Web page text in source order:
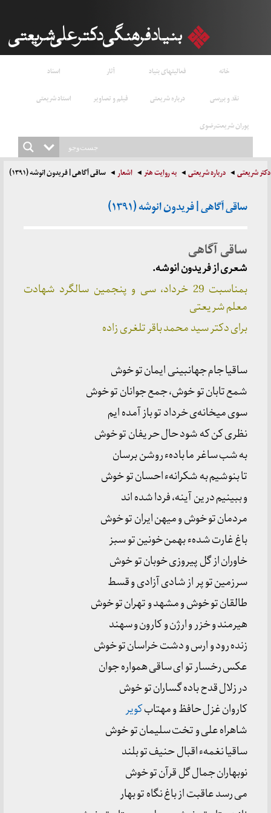
خانه فعالیتهای بنیاد آثار
اسناد
نقد و بررسی
درباره شریعتی فیلم و تصاویر
استاد شریعتی
پوران شریعت‌رضوی
دکتر شریعتی درباره شریعتی به روایت هنر اشعار ساقی آگاهی | فریدون انوشه (۱۳۹۱)
ساقی آگاهی | فریدون انوشه (۱۳۹۱)
ساقی آگاهی
شعری از فریدون انوشه.
بمناسبت 29 خرداد، سی و پنجمین سالگرد شهادت
معلم شریعتی
برای دکتر سید محمد باقر تلغری زاده
ساقیا جام جهانبینی ایمان تو خوش
شمع تابان تو خوش، جمع جوانان تو خوش
سوی میخانه‌ی خرداد تو باز آمده ایم
نظری کن که شود حال حریفان تو خوش
به شب ساغر ما بادهء روشن برسان
تا بنوشیم به شکرانهء احسان تو خوش
و ببینیم درین آینه، فردا شده اند
مردمان تو خوش و میهن ایران تو خوش
باغ غارت شدهء بهمن خونین تو سبز
خاوران از گل پیروزی خوبان تو خوش
سرزمین تو پر از شادی آزادی و قسط
طالقان تو خوش و مشهد و تهران تو خوش
هیرمند و خزر و ارژن و کارون و سهند
زنده رود و ارس و دشت خراسان تو خوش
عکس رخسار تو ای ساقی همواره جوان
در زلال قدح باده گساران تو خوش
کاروان غزل حافظ و مهتابکویر
شاهراه علی و تخت سلیمان تو خوش
ساقیا نغمهء اقبال حنیف تو بلند
نوبهاران جمال گل قرآن تو خوش
می رسد عاقبت از باغ نگاه تو بهار